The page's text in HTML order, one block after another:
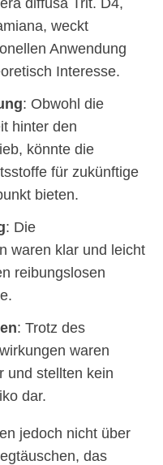
diffusa Trit. D4,
weckt
Anwendung
Interesse.
: Obwohl die
hinter den
könnte die
für zukünftige
bieten.
: Die
waren klar und leicht
reibungslosen
: Trotz des
waren
und stellten kein
dar.
jedoch nicht über
das